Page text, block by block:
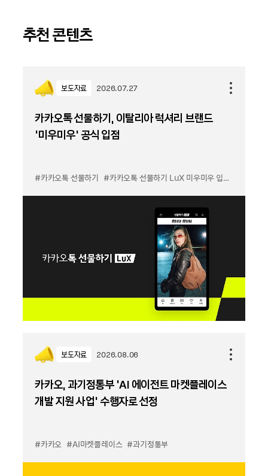
추천 콘텐츠
보도자료 2026.07.27
카카오톡 선물하기, 이탈리아 럭셔리 브랜드
'미우미우' 공식 입점
#카카오톡 선물하기 #카카오톡 선물하기 LuX 미우미우 입점
보도자료 2026.08.06
카카오, 과기정통부 ‘AI 에이전트 마켓플레이스
개발 지원 사업’ 수행자로 선정
#카카오 #AI마켓플레이스 #과기정통부